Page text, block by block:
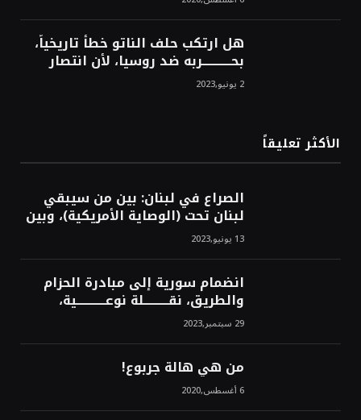
هل ارتكب حلف الناتو خطأً تاريخياً،
بحــــــــــــربه ضد روسيا، لأن انتصار
روسيا الحتمي، سيفتت الناتو!محمد
محسن 2 يونيو,2023
الأكثر تعليقاً
الصراع في لبنان: بين من سيبقي
لبنان تحت (الوصاية الأمريكية)، وبين
من سيخرج لبنان من النفق الغربي!
محمد محسن13 يونيو,2023
انضمام سورية إلى مبادرة الحزام
والطريق، نقــــــــــلة نوعــــــــــــية،
استراتيجية، تاريخية، نهائية، نحو
الشرق!محمد محسن29 سبتمبر,2023
من هي هالة جربوع!
6 أغسطس,2020